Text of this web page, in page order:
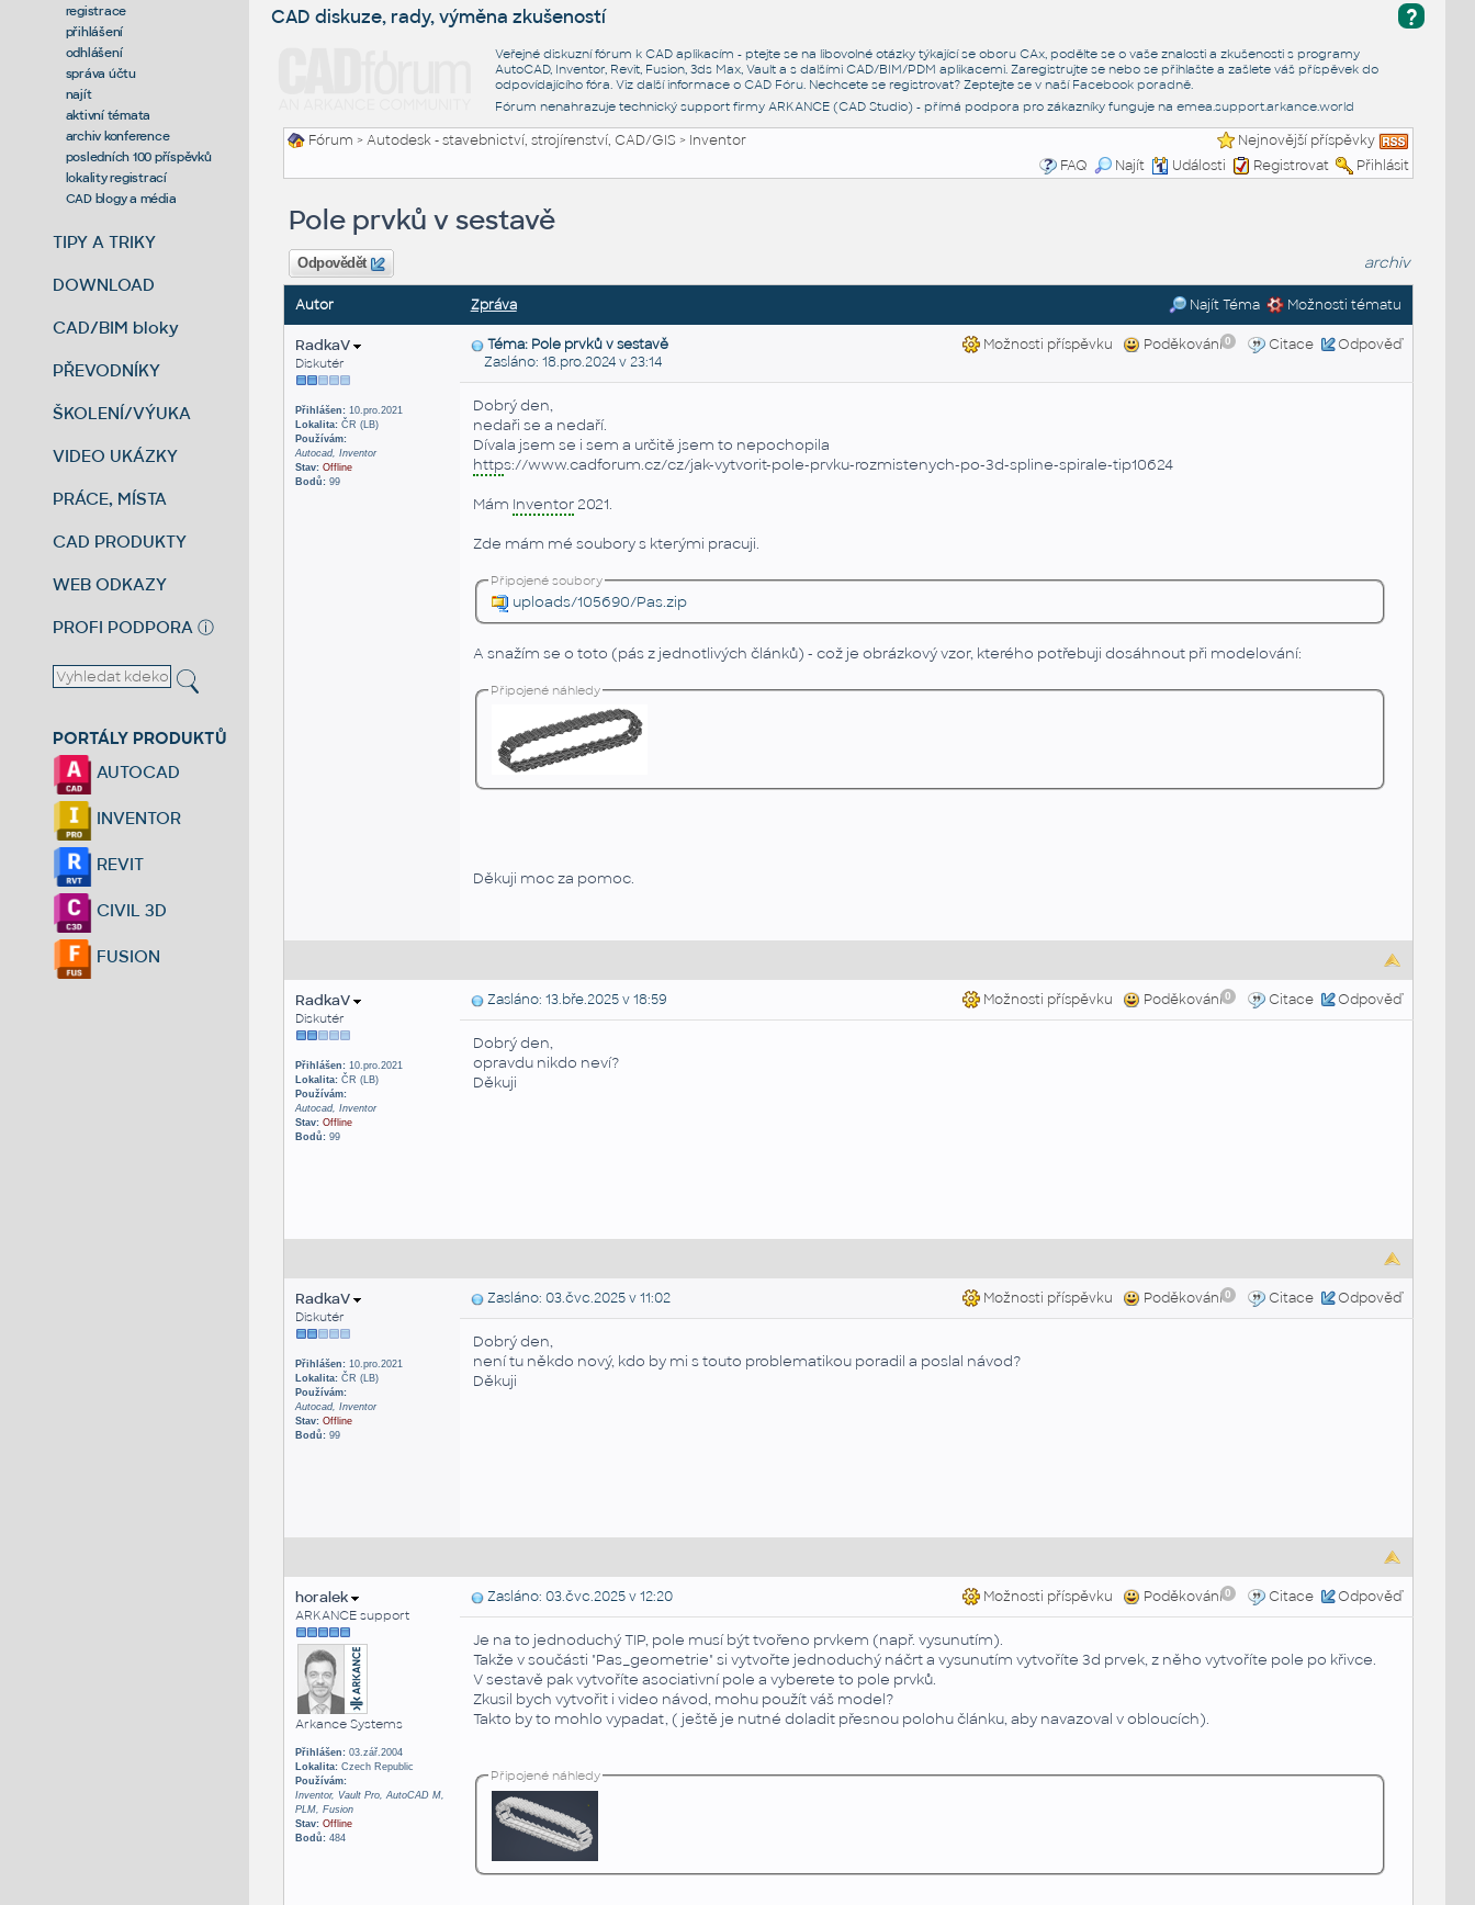
registrace
přihlášení
odhlášení
správa účtu
najít
aktivní témata
archiv konference
posledních 100 příspěvků
lokality registrací
CAD blogy a média
TIPY A TRIKY
DOWNLOAD
CAD/BIM bloky
PŘEVODNÍKY
ŠKOLENÍ/VÝUKA
VIDEO UKÁZKY
PRÁCE, MÍSTA
CAD PRODUKTY
WEB ODKAZY
PROFI PODPORA ⓘ
PORTÁLY PRODUKTŮ
AUTOCAD
INVENTOR
REVIT
CIVIL 3D
FUSION
?
CAD diskuze, rady, výměna zkušeností
Veřejné diskuzní fórum k CAD aplikacím - ptejte se na libovolné otázky týkající se oboru CAx, podělte se o vaše znalosti a zkušenosti s programy
AutoCAD, Inventor, Revit, Fusion, 3ds Max, Vault a s dalšími CAD/BIM/PDM aplikacemi. Zaregistrujte se nebo se přihlašte a zašlete váš příspěvek do
odpovídajícího fóra. Viz další informace o CAD Fóru. Nechcete se registrovat? Zeptejte se v naší Facebook poradně.
Fórum nenahrazuje technický support firmy ARKANCE (CAD Studio) - přímá podpora pro zákazníky funguje na emea.support.arkance.world
Fórum >Autodesk - stavebnictví, strojírenství, CAD/GIS> Inventor
Nejnovější příspěvky
FAQ
Najít Události Registrovat Přihlásit
Pole prvků v sestavě
Odpovědět archiv
Autor Zpráva Najít Téma Možnosti tématu
RadkaV
Diskutér
Přihlášen:10.pro.2021
Lokalita:ČR (LB)
Používám:
Autocad, Inventor
Stav: Offline
Bodů:99
Možnosti příspěvku Poděkování 0 Citace Odpověď
Téma: Pole prvků v sestavě
Zasláno: 18.pro.2024 v 23:14
Dobrý den,
nedaři se a nedaří.
Dívala jsem se i sem a určitě jsem to nepochopila
https://www.cadforum.cz/cz/jak-vytvorit-pole-prvku-rozmistenych-po-3d-spline-spirale-tip10624
Mám Inventor2021.
Zde mám mé soubory s kterými pracuji.
Připojené soubory
uploads/105690/Pas.zip
A snažím se o toto (pás z jednotlivých článků) - což je obrázkový vzor, kterého potřebuji dosáhnout při modelování:
Připojené náhledy
Děkuji moc za pomoc.
RadkaV
Diskutér
Přihlášen:10.pro.2021
Lokalita:ČR (LB)
Používám:
Autocad, Inventor
Stav: Offline
Bodů:99
Možnosti příspěvku Poděkování 0 Citace Odpověď
Zasláno: 13.bře.2025 v 18:59
Dobrý den,
opravdu nikdo neví?
Děkuji
RadkaV
Diskutér
Přihlášen:10.pro.2021
Lokalita:ČR (LB)
Používám:
Autocad, Inventor
Stav: Offline
Bodů:99
Možnosti příspěvku Poděkování 0 Citace Odpověď
Zasláno: 03.čvc.2025 v 11:02
Dobrý den,
není tu někdo nový, kdo by mi s touto problematikou poradil a poslal návod?
Děkuji
horalek
ARKANCE support
Arkance Systems
Přihlášen:03.zář.2004
Lokalita:Czech Republic
Používám:
Inventor, Vault Pro, AutoCAD M,
PLM, Fusion
Stav: Offline
Bodů:484
Možnosti příspěvku Poděkování 0 Citace Odpověď
Zasláno: 03.čvc.2025 v 12:20
Je na to jednoduchý TIP, pole musí být tvořeno prvkem (např. vysunutím).
Takže v součásti "Pas_geometrie" si vytvořte jednoduchý náčrt a vysunutím vytvoříte 3d prvek, z něho vytvoříte pole po křivce.
V sestavě pak vytvoříte asociativní pole a vyberete to pole prvků.
Zkusil bych vytvořit i video návod, mohu použít váš model?
Takto by to mohlo vypadat, ( ještě je nutné doladit přesnou polohu článku, aby navazoval v obloucích).
Připojené náhledy